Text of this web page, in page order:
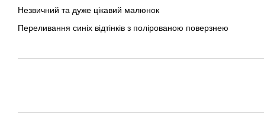
Незвичний та дуже цікавий малюнок
Переливання синіх відтінків з полірованою поверзнею